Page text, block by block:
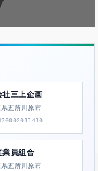
社三上企画
県五所川原市
業員組合
県五所川原市